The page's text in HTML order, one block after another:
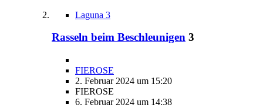
Laguna 3
Rasseln beim Beschleunigen 3
FIEROSE
2. Februar 2024 um 15:20
FIEROSE
6. Februar 2024 um 14:38